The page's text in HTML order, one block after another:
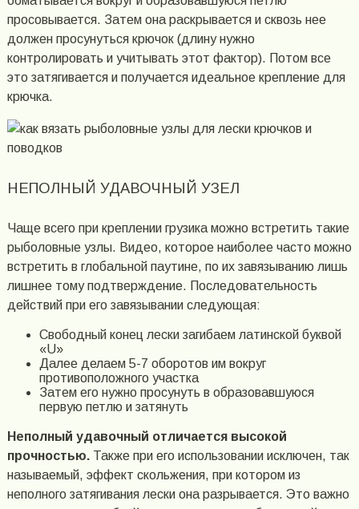
просовывается. Затем она раскрывается и сквозь нее
должен просунуться крючок (длину нужно
контролировать и учитывать этот фактор). Потом все
это затягивается и получается идеальное крепление для
крючка.
НЕПОЛНЫЙ УДАВОЧНЫЙ УЗЕЛ
Чаще всего при креплении грузика можно встретить такие
рыболовные узлы. Видео, которое наиболее часто можно
встретить в глобальной паутине, по их завязыванию лишь
лишнее тому подтверждение. Последовательность
действий при его завязывании следующая:
Свободный конец лески загибаем латинской буквой
«U»
Далее делаем 5-7 оборотов им вокруг
противоположного участка
Затем его нужно просунуть в образовавшуюся
первую петлю и затянуть
Неполный удавочный отличается высокой
прочностью.Также при его использовании исключен, так
называемый, эффект скольжения, при котором из
неполного затягивания лески она разрывается. Это важно